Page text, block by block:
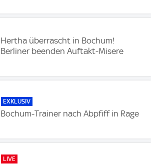
Hertha überrascht in Bochum!
Berliner beenden Auftakt-Misere
EXKLUSIV
Bochum-Trainer nach Abpfiff in Rage
LIVE